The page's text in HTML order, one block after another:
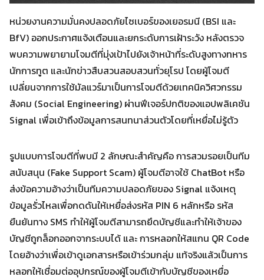
Search
for:
Search
หน่วยงานความมั่นคงปลอดภัยไซเบอร์ของเยอรมนี (BSI และ
BfV) ออกประกาศแจ้งเตือนและยกระดับการเฝ้าระวัง หลังตรวจ
พบความพยายามโจมตีที่มุ่งเป้าไปยังเจ้าหน้าที่ระดับสูงทางทหาร
นักการทูต และนักข่าวสืบสวนสอบสวนทั่วยุโรป โดยผู้โจมตี
เปลี่ยนจากการใช้มัลแวร์มาเป็นการโจมตีด้วยเทคนิควิศวกรรม
สังคม (Social Engineering) ผ่านฟีเจอร์ปกติของแอปพลิเคชัน
Signal เพื่อเข้าถึงข้อมูลการสนทนาส่วนตัวโดยที่เหยื่อไม่รู้ตัว
รูปแบบการโจมตีที่พบมี 2 ลักษณะสำคัญคือ การสวมรอยเป็นทีม
สนับสนุน (Fake Support Scam) ผู้โจมตีอาจใช้ ChatBot หรือ
ส่งข้อความอ้างว่าเป็นทีมความปลอดภัยของ Signal แจ้งเหตุ
ข้อมูลรั่วไหลเพื่อกดดันให้เหยื่อส่งรหัส PIN 6 หลักหรือ รหัส
ยืนยันทาง SMS ทำให้ผู้โจมตีสามารถยึดบัญชีและทำให้เจ้าของ
บัญชีถูกล็อกออกจากระบบได้ และ การหลอกให้สแกน QR Code
โดยอ้างว่าเพื่อเข้าดูเอกสารหรือเข้าร่วมกลุ่ม แท้จริงแล้วเป็นการ
หลอกให้เชื่อมต่ออุปกรณ์ของผู้โจมตีเข้ากับบัญชีของเหยื่อ